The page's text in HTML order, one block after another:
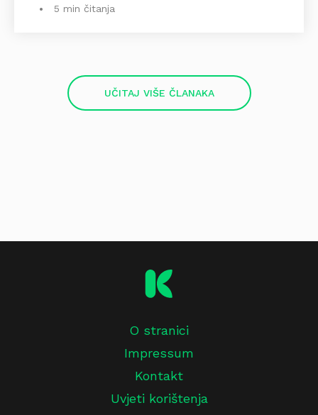
5 min čitanja
UČITAJ VIŠE ČLANAKA
O stranici
Impressum
Kontakt
Uvjeti korištenja